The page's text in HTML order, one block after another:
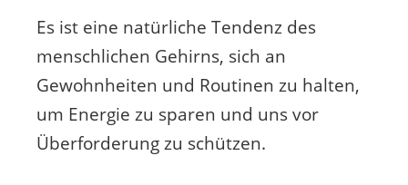
Es ist eine natürliche Tendenz des
menschlichen Gehirns, sich an
Gewohnheiten und Routinen zu halten,
um Energie zu sparen und uns vor
Überforderung zu schützen.